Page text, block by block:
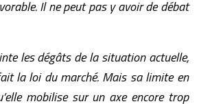
Il ne peut pas y avoir de débat
les dégâts de la situation actuelle,
la loi du marché. Mais sa limite en
mobilise sur un axe encore trop